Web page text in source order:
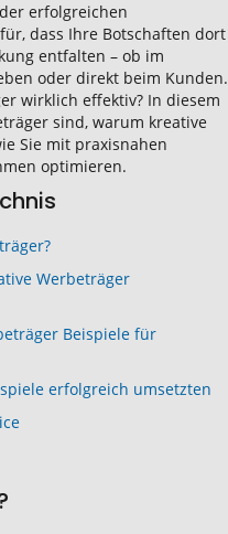
erfolgreichen
dass Ihre Botschaften dort
entfalten – ob im
oder direkt beim Kunden.
wirklich effektiv? In diesem
sind, warum kreative
Sie mit praxisnahen
optimieren.
Werbeträger
Beispiele für
erfolgreich umsetzten